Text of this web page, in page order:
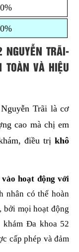
TRÃI-
VÀ HIỆU
Trãi là cơ
cao mà chị em
điều trịkhô
hoạt động với
nhân có thể hoàn
bởi mọi hoạt động
Đa khoa 52
cấp phép và đảm